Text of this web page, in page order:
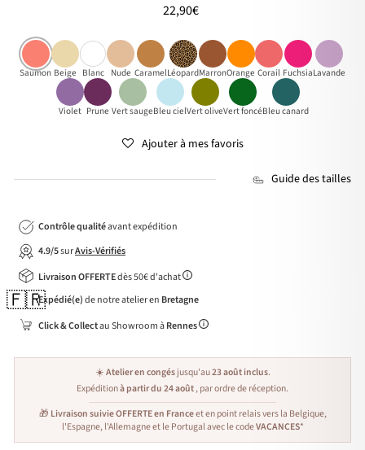
Prix
22,90€
Saumon Beige Blanc Nude CaramelLéopardMarronOrange Corail FuchsiaLavande
Violet Prune Vert saugeBleu cielVert oliveVert foncéBleu canard
Ajouter à mes favoris
Guide des tailles
Contrôle qualitéavant expédition
4.9/5surAvis-Vérifiés
Livraison OFFERTEdès 50€ d'achat
🇫🇷Expédié(e)de notre atelier en Bretagne
Click & Collectau Showroom àRennes
☀️Atelier en congésjusqu'au23 août inclus.
Expéditionà partir du 24 août, par ordre de réception.
🎁 Livraison suivie OFFERTE en Franceet en point relais vers la Belgique,
l'Espagne, l'Allemagne et le Portugal avec le codeVACANCES*